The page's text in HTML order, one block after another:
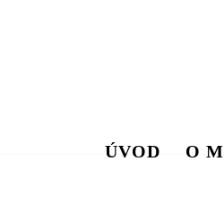
ÚVOD O